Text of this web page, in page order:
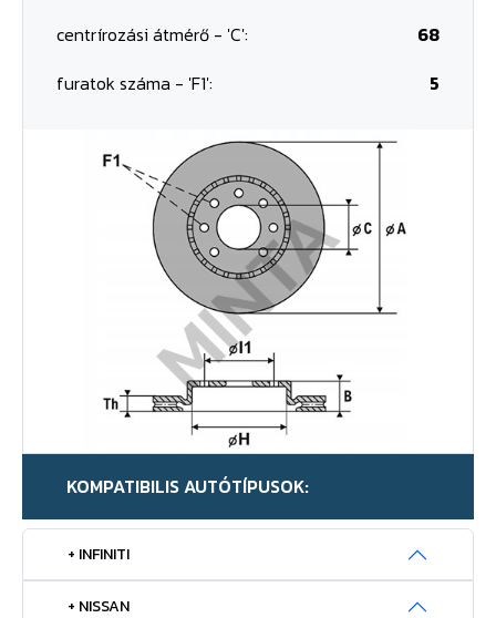
centrírozási átmérő - 'C':
68
furatok száma - 'F1':
5
KOMPATIBILIS AUTÓTÍPUSOK:
+ INFINITI
+ NISSAN